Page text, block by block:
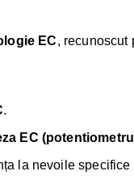
EC, recunoscut
.
EC
la nevoile